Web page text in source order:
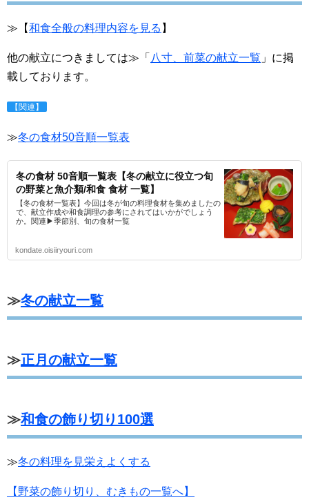
≫【和食全般の料理内容を見る 】
他の献立につきましては≫「 八寸、前菜の献立一覧 」に掲
載しております。
【関連】
≫冬の食材50音順一覧表
冬の食材 50音順一覧表【冬の献立に役立つ旬
の野菜と魚介類/和食 食材 一覧】
【冬の食材一覧表】今回は冬が旬の料理食材を集めましたの
で、献立作成や和食調理の参考にされてはいかがでしょう
か。関連▶季節別、旬の食材一覧
kondate.oisiiryouri.com
≫冬の献立一覧
≫正月の献立一覧
≫和食の飾り切り100選
≫冬の料理を見栄えよくする
【野菜の飾り切り、むきもの一覧へ】